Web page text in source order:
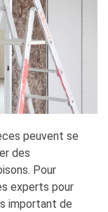
peuvent se
des
Pour
experts pour
important de